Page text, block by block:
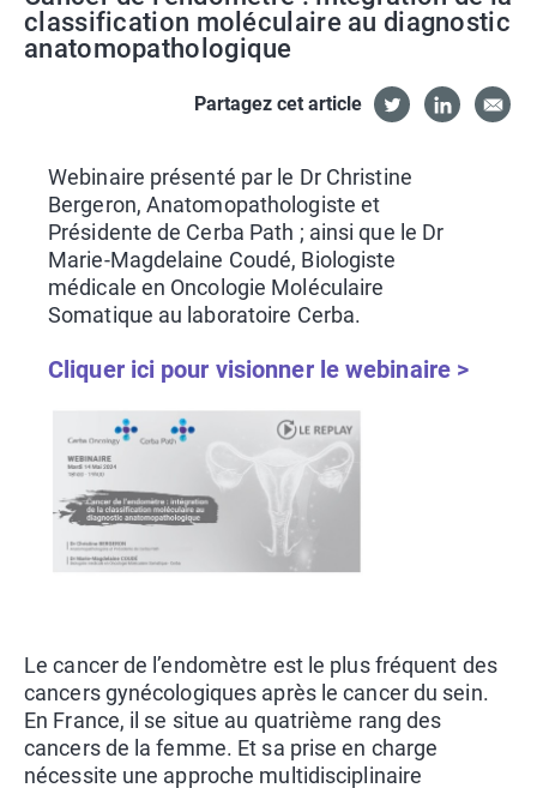
classification moléculaire au diagnostic
anatomopathologique
Partagez cet article
Webinaire présenté par le Dr Christine
Bergeron, Anatomopathologiste et
Présidente de Cerba Path ; ainsi que le Dr
Marie-Magdelaine Coudé, Biologiste
médicale en Oncologie Moléculaire
Somatique au laboratoire Cerba.
Cliquer ici pour visionner le webinaire >
Le cancer de l’endomètre est le plus fréquent des
cancers gynécologiques après le cancer du sein.
En France, il se situe au quatrième rang des
cancers de la femme. Et sa prise en charge
nécessite une approche multidisciplinaire